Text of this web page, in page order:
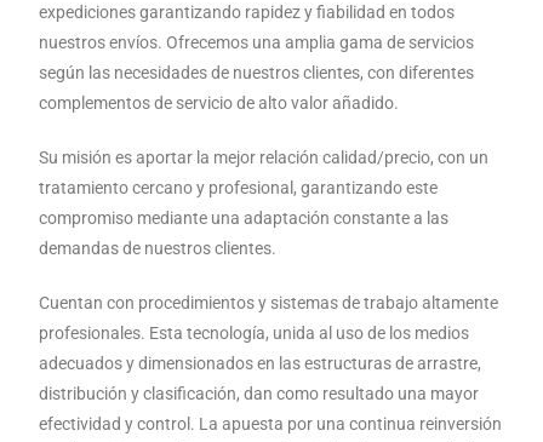
expediciones garantizando rapidez y fiabilidad en todos
nuestros envíos. Ofrecemos una amplia gama de servicios
según las necesidades de nuestros clientes, con diferentes
complementos de servicio de alto valor añadido.
Su misión es aportar la mejor relación calidad/precio, con un
tratamiento cercano y profesional, garantizando este
compromiso mediante una adaptación constante a las
demandas de nuestros clientes.
Cuentan con procedimientos y sistemas de trabajo altamente
profesionales. Esta tecnología, unida al uso de los medios
adecuados y dimensionados en las estructuras de arrastre,
distribución y clasificación, dan como resultado una mayor
efectividad y control. La apuesta por una continua reinversión